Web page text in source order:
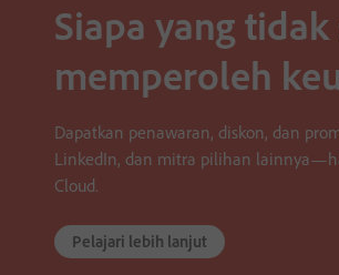
Siapa yang tidak
memperoleh
Dapatkan penawaran, diskon, dan
LinkedIn, dan mitra pilihan
Cloud.
Pelajari lebih lanjut